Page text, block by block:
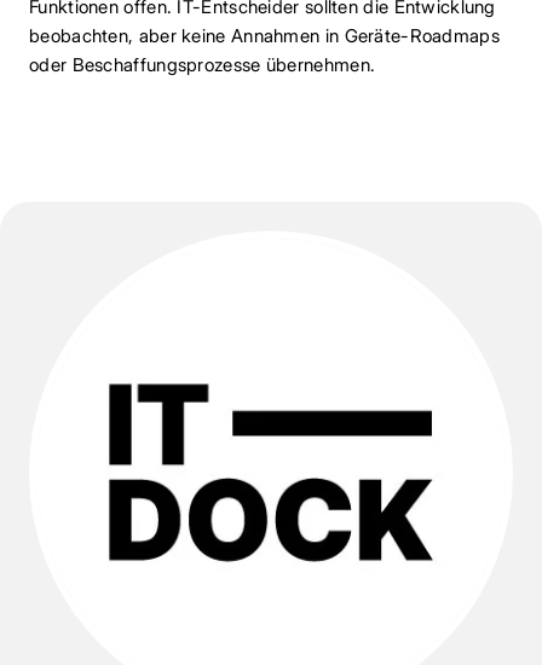
Funktionen offen. IT-Entscheider sollten die Entwicklung
beobachten, aber keine Annahmen in Geräte-Roadmaps
oder Beschaffungsprozesse übernehmen.